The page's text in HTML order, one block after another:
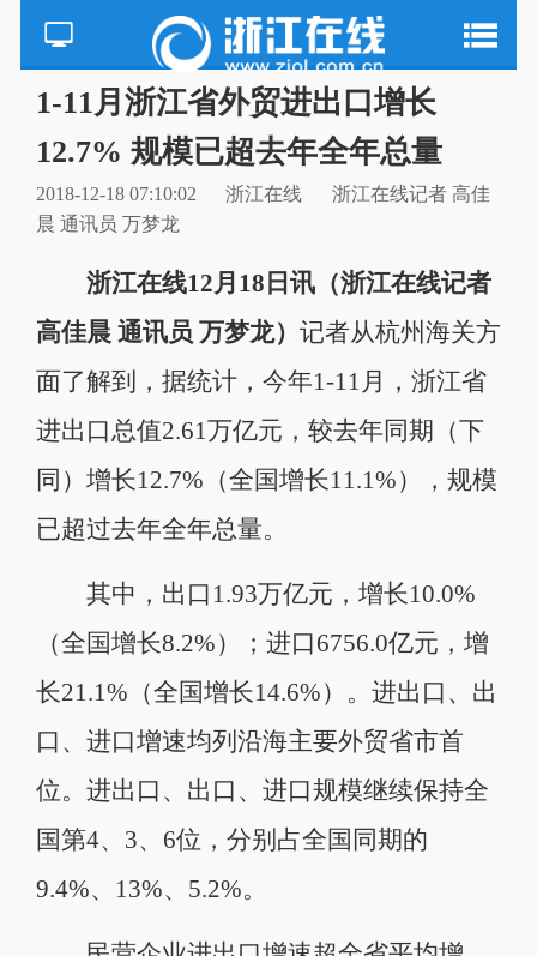
1-11月浙江省外贸进出口增长
12.7% 规模已超去年全年总量
2018-12-18 07:10:02 浙江在线
浙江在线记者 高佳
晨 通讯员 万梦龙
浙江在线12月18日讯（浙江在线记者
高佳晨 通讯员 万梦龙） 记者从杭州海关方
面了解到，据统计，今年1-11月，浙江省
进出口总值2.61万亿元，较去年同期（下
同）增长12.7%（全国增长11.1%），规模
已超过去年全年总量。
其中，出口1.93万亿元，增长10.0%
（全国增长8.2%）；进口6756.0亿元，增
长21.1%（全国增长14.6%）。进出口、出
口、进口增速均列沿海主要外贸省市首
位。进出口、出口、进口规模继续保持全
国第4、3、6位，分别占全国同期的
9.4%、13%、5.2%。